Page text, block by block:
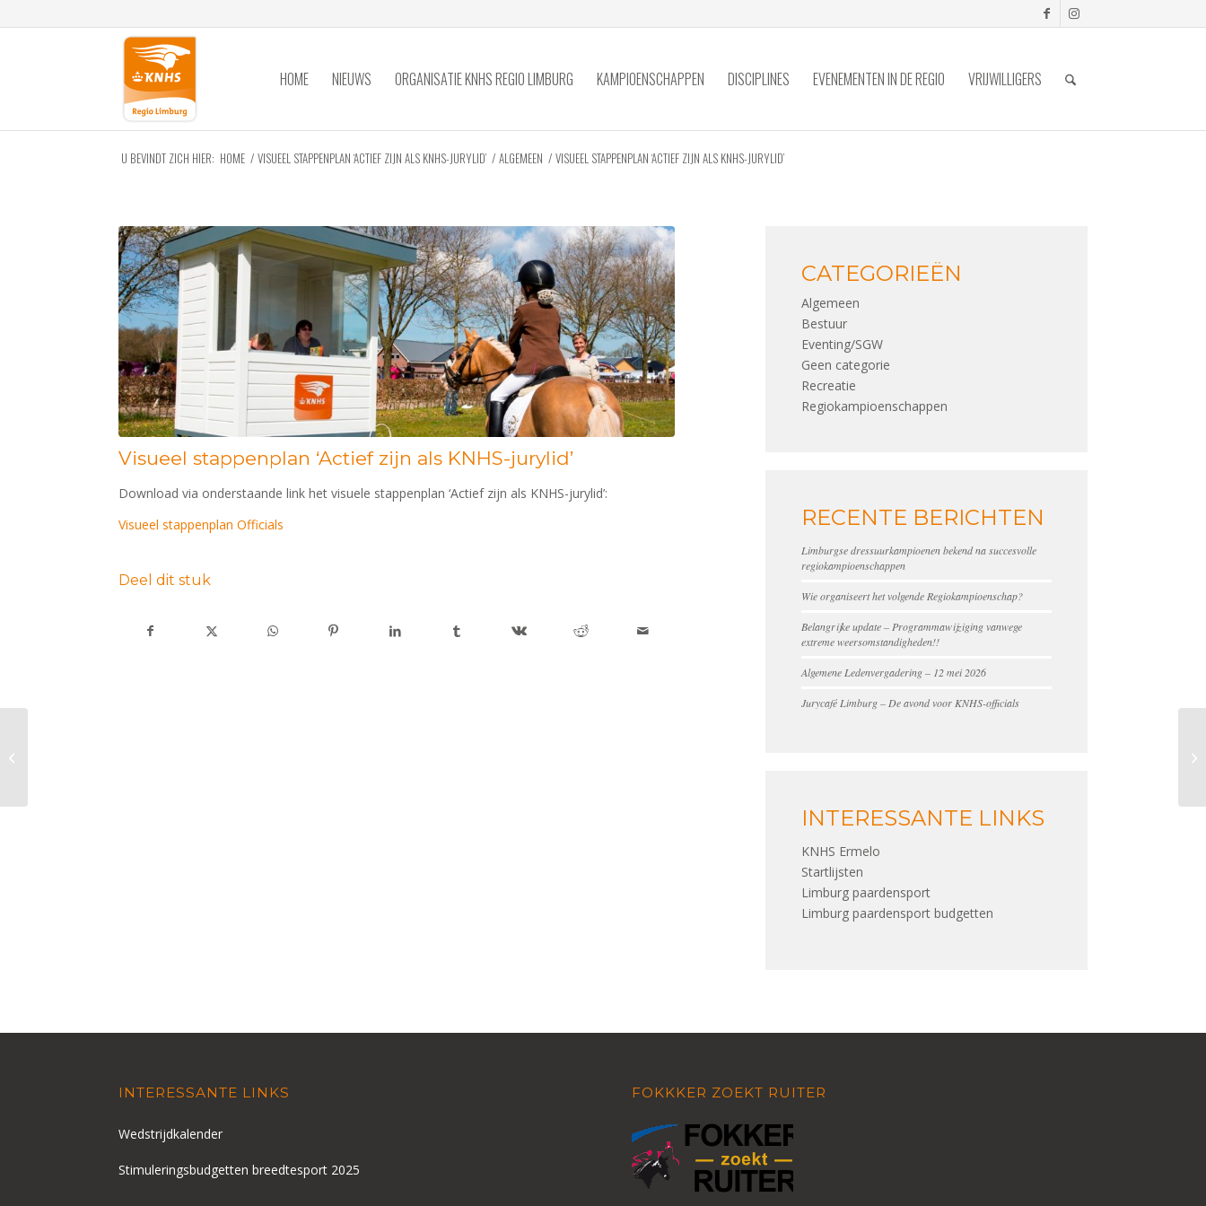
HOME NIEUWS ORGANISATIE KNHS REGIO LIMBURG KAMPIOENSCHAPPEN DISCIPLINES EVENEMENTEN IN DE REGIO VRIJWILLIGERS
U BEVINDT ZICH HIER: HOME / VISUEEL STAPPENPLAN ‘ACTIEF ZIJN ALS KNHS-JURYLID’ / ALGEMEEN / VISUEEL STAPPENPLAN ‘ACTIEF ZIJN ALS KNHS-JURYLID’
Visueel stappenplan ‘Actief zijn als KNHS-jurylid’
Download via onderstaande link het visuele stappenplan ‘Actief zijn als KNHS-jurylid’:
Visueel stappenplan Officials
Deel dit stuk
CATEGORIEËN
Algemeen
Bestuur
Eventing/SGW
Geen categorie
Recreatie
Regiokampioenschappen
RECENTE BERICHTEN
Limburgse dressuurkampioenen bekend na succesvolle
regiokampioenschappen
Wie organiseert het volgende Regiokampioenschap?
Belangrijke update – Programmawijziging vanwege
extreme weersomstandigheden!!
Algemene Ledenvergadering – 12 mei 2026
Jurycafé Limburg – De avond voor KNHS-officials
INTERESSANTE LINKS
KNHS Ermelo
Startlijsten
Limburg paardensport
Limburg paardensport budgetten
INTERESSANTE LINKS
Wedstrijdkalender
Stimuleringsbudgetten breedtesport 2025
FOKKKER ZOEKT RUITER